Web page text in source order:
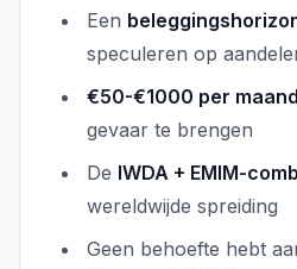
Een
speculeren op
€50-€1000 per maand
gevaar te brengen
De IWDA + EMIM-
wereldwijde spreiding
Geen behoefte hebt